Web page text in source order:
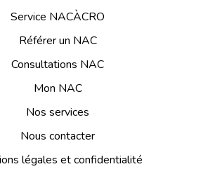
Service NACÀCRO
Référer un NAC
Consultations NAC
Mon NAC
Nos services
Nous contacter
légales et confidentialité